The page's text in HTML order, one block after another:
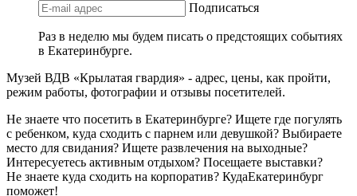
Подписаться
Раз в неделю мы будем писать о предстоящих событиях
в Екатеринбурге.
Музей ВДВ «Крылатая гвардия» - адрес, цены, как пройти,
режим работы, фотографии и отзывы посетителей.
Не знаете что посетить в Екатеринбурге? Ищете где погулять
с ребенком, куда сходить с парнем или девушкой? Выбираете
место для свидания? Ищете развлечения на выходные?
Интересуетесь активным отдыхом? Посещаете выставки?
Не знаете куда сходить на корпоратив? КудаЕкатеринбург
поможет!